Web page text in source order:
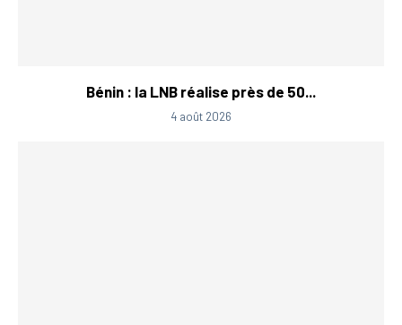
Bénin : la LNB réalise près de 50...
4 août 2026